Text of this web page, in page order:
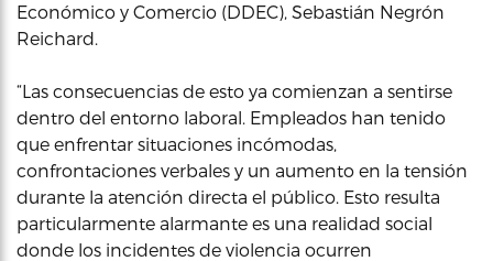
Económico y Comercio (DDEC), Sebastián Negrón
Reichard.
“Las consecuencias de esto ya comienzan a sentirse
dentro del entorno laboral. Empleados han tenido
que enfrentar situaciones incómodas,
confrontaciones verbales y un aumento en la tensión
durante la atención directa el público. Esto resulta
particularmente alarmante es una realidad social
donde los incidentes de violencia ocurren